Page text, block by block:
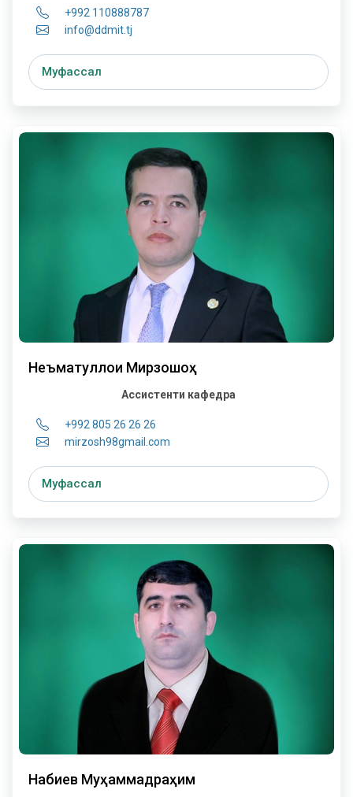
+992 110888787
info@ddmit.tj
Муфассал
Неъматуллои Мирзошоҳ
Ассистенти кафедра
+992 805 26 26 26
mirzosh98gmail.com
Муфассал
Набиев Муҳаммадраҳим